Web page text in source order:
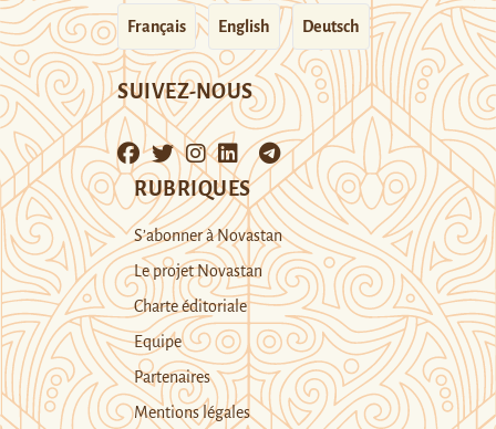
Français English Deutsch
SUIVEZ-NOUS
RUBRIQUES
S’abonner à Novastan
Le projet Novastan
Charte éditoriale
Equipe
Partenaires
Mentions légales